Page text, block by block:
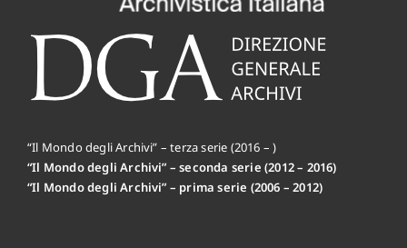
“Il Mondo degli Archivi” – terza serie (2016 – )
“Il Mondo degli Archivi” – seconda serie (2012 – 2016)
“Il Mondo degli Archivi” – prima serie (2006 – 2012)